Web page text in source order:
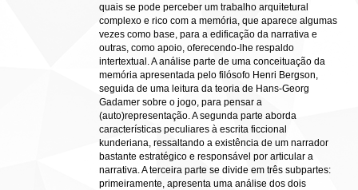
quais se pode perceber um trabalho arquitetural
complexo e rico com a memória, que aparece algumas
vezes como base, para a edificação da narrativa e
outras, como apoio, oferecendo-lhe respaldo
intertextual. A análise parte de uma conceituação da
memória apresentada pelo filósofo Henri Bergson,
seguida de uma leitura da teoria de Hans-Georg
Gadamer sobre o jogo, para pensar a
(auto)representação. A segunda parte aborda
características peculiares à escrita ficcional
kunderiana, ressaltando a existência de um narrador
bastante estratégico e responsável por articular a
narrativa. A terceira parte se divide em três subpartes:
primeiramente, apresenta uma análise dos dois